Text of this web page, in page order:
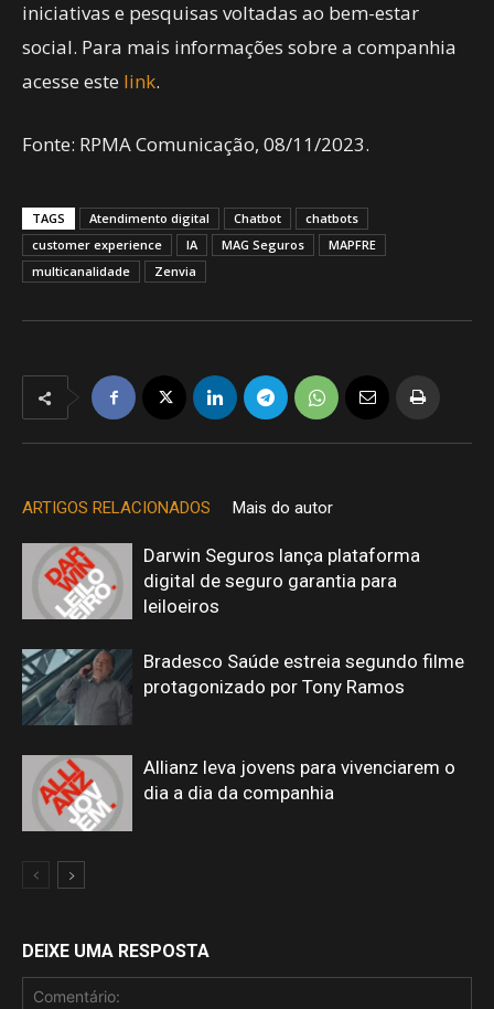
iniciativas e pesquisas voltadas ao bem-estar
social. Para mais informações sobre a companhia
acesse este link.
Fonte: RPMA Comunicação, 08/11/2023.
TAGS Atendimento digital Chatbot
chatbots
customer experience
IA MAG Seguros
MAPFRE
multicanalidade
Zenvia
ARTIGOS RELACIONADOS Mais do autor
Darwin Seguros lança plataforma
digital de seguro garantia para
leiloeiros
Bradesco Saúde estreia segundo filme
protagonizado por Tony Ramos
Allianz leva jovens para vivenciarem o
dia a dia da companhia
DEIXE UMA RESPOSTA